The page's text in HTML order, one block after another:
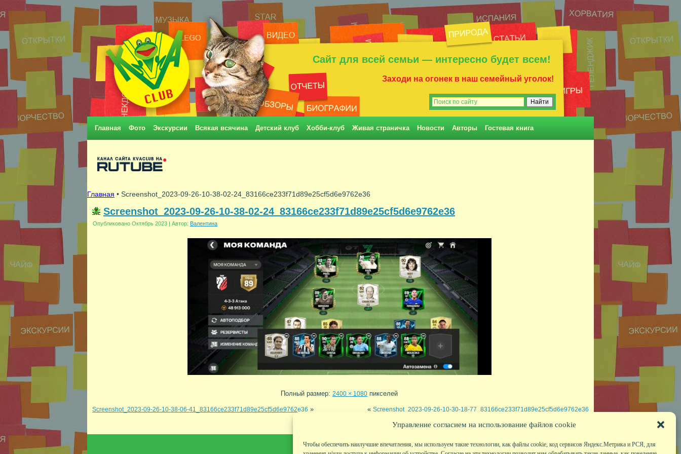
Управление согласием на использование файлов cookie
Чтобы обеспечить наилучшие впечатления, мы используем такие технологии, как файлы cookie, код сервисов Яндекс.Метрика и РСЯ, для
Сайт для всей семьи — интересно будет всем!
Заходи на огонек в наш семейный уголок!
Главная Фото Экскурсии Всякая всячина Детский клуб Хобби-клуб Живая страничка Новости Авторы Гостевая книга
Главная • Screenshot_2023-09-26-10-38-02-24_83166ce233f71d89e25cf5d6e9762e36
Screenshot_2023-09-26-10-38-02-24_83166ce233f71d89e25cf5d6e9762e36
Опубликовано Октябрь 2023 | Автор: Валентина
Полный размер: 2400 × 1080 пикселей
Screenshot_2023-09-26-10-38-06-41_83166ce233f71d89e25cf5d6e9762e36 » « Screenshot_2023-09-26-10-30-18-77_83166ce233f71d89e25cf5d6e9762e36